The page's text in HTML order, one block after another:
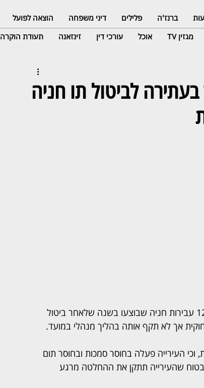
ברנז'ה פלילים דיני משפחה הוצאה לפועל
מגזין TV אוכל עורכי דין זינזאנה תעודת הוקרה
לביטול תו חניה
בית המשפט לעניינים מקומיים הרשיע את העותר בגין 129 עבירות חניה שבוצעו בשנה שלאחר ביטול
אך לא תקף אותה בהליך מנהלי במועד.
העירייה פעלה בחוסר סמכות ובחוסר תום
שהעירייה תתקן את ההחלטה מרגע